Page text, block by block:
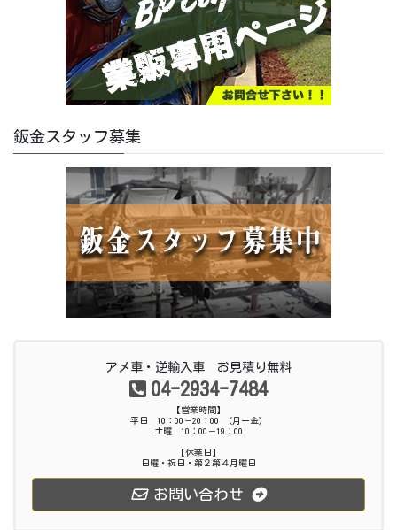
鈑金スタッフ募集
アメ車・逆輸入車 お見積り無料
04-2934-7484
【営業時間】
平日 10：00－20：00 （月ー金）
土曜 10：00－19：00
【休業日】
日曜・祝日・第２第４月曜日
お問い合わせ